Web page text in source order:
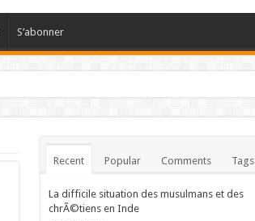
S’abonner
Recent Popular Comments Tags
La difficile situation des musulmans et des
chrÃ©tiens en Inde